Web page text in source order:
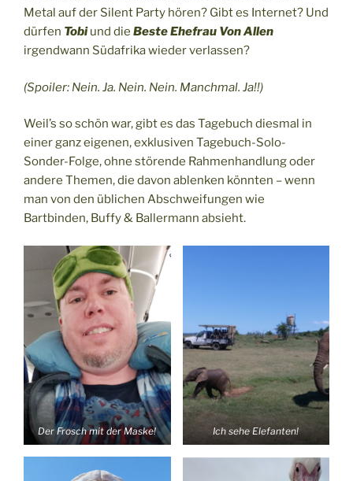
Metal auf der Silent Party hören? Gibt es Internet? Und
dürfen Tobiund die Beste Ehefrau Von Allen
irgendwann Südafrika wieder verlassen?
(Spoiler: Nein. Ja. Nein. Nein. Manchmal. Ja!!)
Weil’s so schön war, gibt es das Tagebuch diesmal in
einer ganz eigenen, exklusiven Tagebuch-Solo-
Sonder-Folge, ohne störende Rahmenhandlung oder
andere Themen, die davon ablenken könnten – wenn
man von den üblichen Abschweifungen wie
Bartbinden, Buffy & Ballermann absieht.
Der Frosch mit der Maske! Ich sehe Elefanten!